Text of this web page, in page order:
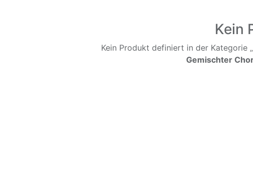
Kein
Kein Produkt definiert in der Kategorie „
Gemischter